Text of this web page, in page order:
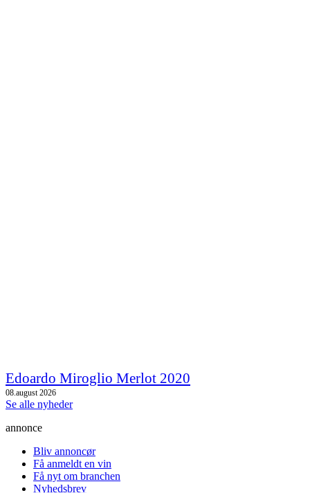
Edoardo Miroglio Merlot 2020
08.august 2026
Se alle nyheder
annonce
Bliv annoncør
Få anmeldt en vin
Få nyt om branchen
Nyhedsbrev